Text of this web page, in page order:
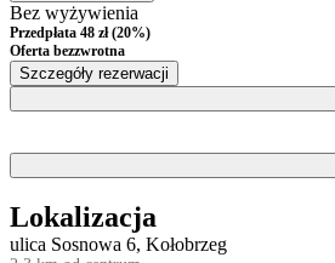
Lokalizacja
ulica Sosnowa 6, Kołobrzeg
Bez wyżywienia
Przedpłata 48 zł (20%)
Oferta bezzwrotna
Szczegóły rezerwacji